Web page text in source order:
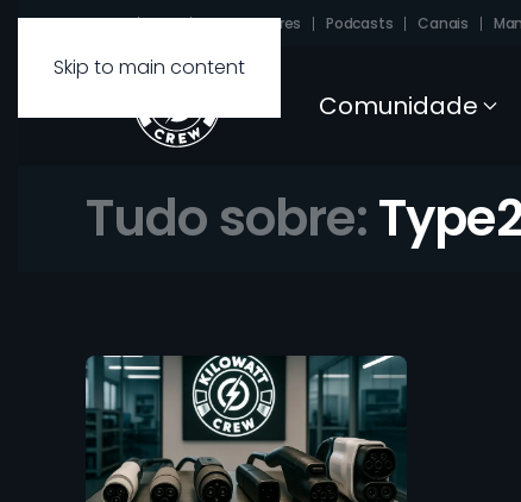
Skip to main content
Sobre FAQ Carregadores Podcasts Canais
Comunidade
Tudo sobre: